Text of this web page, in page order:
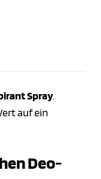
Spray.
auf ein
Deo-